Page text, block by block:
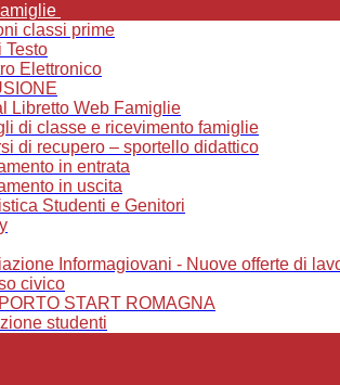
classi prime
Testo
Elettronico
Libretto Web Famiglie
di classe e ricevimento famiglie
di recupero – sportello didattico
in entrata
in uscita
Studenti e Genitori
Informagiovani - Nuove offerte di
civico
START ROMAGNA
studenti